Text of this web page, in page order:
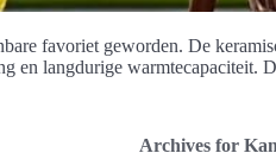
favoriet geworden. De
en langdurige
Archives for